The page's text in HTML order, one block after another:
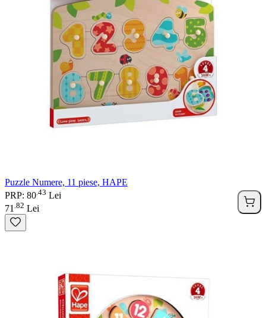
Puzzle Numere, 11 piese, HAPE
PRP: 80 43 Lei
71 82 Lei